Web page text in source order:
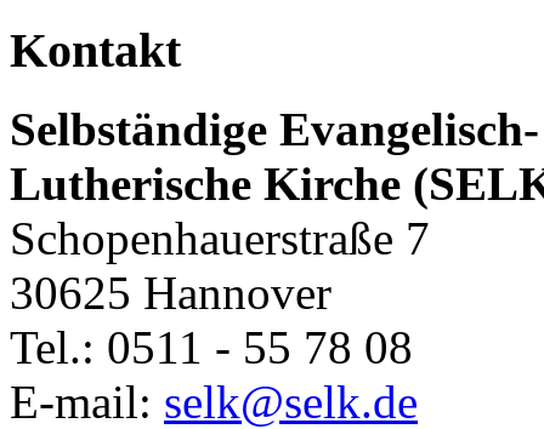
Kontakt
Selbständige Evangelisch-
Lutherische Kirche
Schopenhauerstraße 7
30625 Hannover
Tel.: 0511 - 55 78 08
E-mail: selk@selk.de